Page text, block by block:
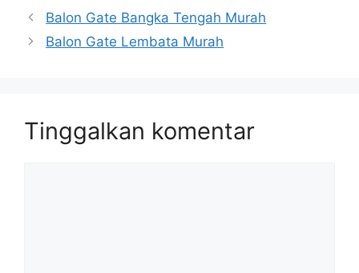
Balon Gate Bangka Tengah Murah
Balon Gate Lembata Murah
Tinggalkan komentar